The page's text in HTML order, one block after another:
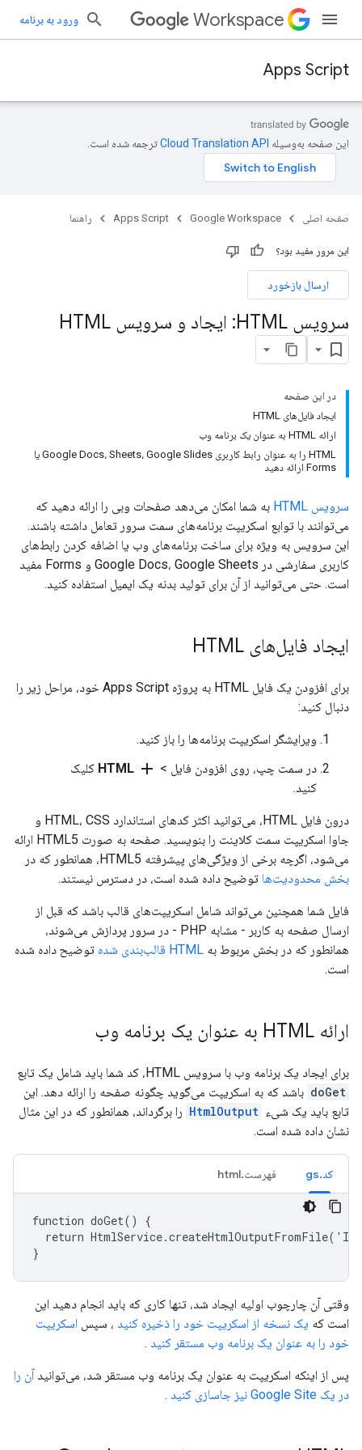
Workspace ورود به برنامه
Apps Script
این صفحه به‌وسیله ترجمه شده است.
صفحه اصلی Google Workspace
Apps Script راهنما
این مرور مفید بود؟
ارسال بازخورد
سرویس HTML: ایجاد و سرویس HTML
در این صفحه
ایجاد فایل‌های HTML
ارائه HTML به عنوان یک برنامه وب
HTML را به عنوان رابط کاربری Google Docs، Sheets، Google Slides یا
Forms ارائه دهید
سرویس HTML
به شما امکان می‌دهد صفحات وبی را ارائه دهید که
می‌توانند با توابع اسکریپت برنامه‌های سمت سرور تعامل داشته باشند.
این سرویس به ویژه برای ساخت برنامه‌های وب یا اضافه کردن رابط‌های
کاربری سفارشی در Google Docs، Google Sheets و Forms مفید
است. حتی می‌توانید از آن برای تولید بدنه یک ایمیل استفاده کنید.
ایجاد فایل‌های HTML
برای افزودن یک فایل HTML به پروژه Apps Script خود، مراحل زیر را
دنبال کنید:
ویرایشگر اسکریپت برنامه‌ها را باز کنید.
در سمت چپ، روی افزودن فایل > add
HTML کلیک
کنید.
درون فایل HTML، می‌توانید اکثر کدهای استاندارد HTML، CSS و
جاوا اسکریپت سمت کلاینت را بنویسید. صفحه به صورت HTML5 ارائه
می‌شود، اگرچه برخی از ویژگی‌های پیشرفته HTML5، همانطور که در
بخش محدودیت‌ها توضیح داده شده است، در دسترس نیستند.
فایل شما همچنین می‌تواند شامل اسکریپت‌های قالب باشد که قبل از
ارسال صفحه به کاربر - مشابه PHP - در سرور پردازش می‌شوند،
همانطور که در بخش مربوط به HTML قالب‌بندی شده
توضیح داده شده
است.
ارائه HTML به عنوان یک برنامه وب
برای ایجاد یک برنامه وب با سرویس HTML، کد شما باید شامل یک تابع
doGet باشد که به اسکریپت می‌گوید چگونه صفحه را ارائه دهد. این
تابع باید یک شیء HtmlOutput را برگرداند، همانطور که در این مثال
نشان داده شده است.
کد.gs فهرست.html
function doGet() {
return
}
وقتی آن چارچوب اولیه ایجاد شد، تنها کاری که باید انجام دهید این
است که یک نسخه از اسکریپت خود را ذخیره کنید ، سپس اسکریپت
خود را به عنوان یک برنامه وب مستقر کنید .
پس از اینکه اسکریپت به عنوان یک برنامه وب مستقر شد، می‌توانیدآن را
در یک Google Site نیز جاسازی کنید
.